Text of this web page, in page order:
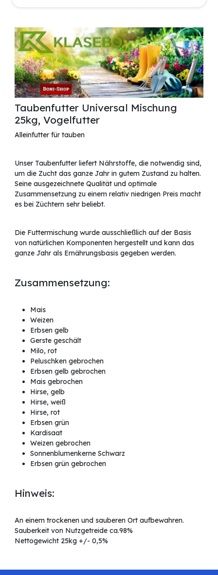
Taubenfutter Universal Mischung
25kg, Vogelfutter
Alleinfutter für tauben
Unser Taubenfutter liefert Nährstoffe, die notwendig sind,
um die Zucht das ganze Jahr in gutem Zustand zu halten.
Seine ausgezeichnete Qualität und optimale
Zusammensetzung zu einem relativ niedrigen Preis macht
es bei Züchtern sehr beliebt.
Die Futtermischung wurde ausschließlich auf der Basis
von natürlichen Komponenten hergestellt und kann das
ganze Jahr als Ernährungsbasis gegeben werden.
Zusammensetzung:
Mais
Weizen
Erbsen gelb
Gerste geschält
Milo, rot
Peluschken gebrochen
Erbsen gelb gebrochen
Mais gebrochen
Hirse, gelb
Hirse, weiß
Hirse, rot
Erbsen grün
Kardisaat
Weizen gebrochen
Sonnenblumenkerne Schwarz
Erbsen grün gebrochen
Hinweis:
An einem trockenen und sauberen Ort aufbewahren.
Sauberkeit von Nutzgetreide ca.98%
Nettogewicht 25kg +/- 0,5%